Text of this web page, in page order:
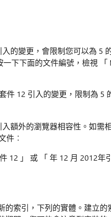
的變更，會限制您可以為 5
下下面的文件編號，檢視 「
件 12 引入的變更，限制為 5
額外的瀏覽器相容性。如需
件︰
12 」 或 「 年 12 月 2012年
索引，下列的實體。建立